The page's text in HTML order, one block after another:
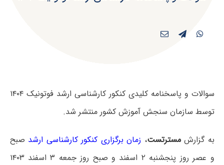
سوالات و پاسخنامه کلیدی کنکور کارشناسی ارشد فوتونیک ۱۴۰۴
توسط سازمان سنجش آموزش کشور منتشر شد.
به گزارشمسترتست، زمان برگزاری کنکور کارشناسی ارشد صبح
و عصر روز پنجشنبه ۲ اسفند و صبح روز جمعه ۳ اسفند ۱۴۰۳